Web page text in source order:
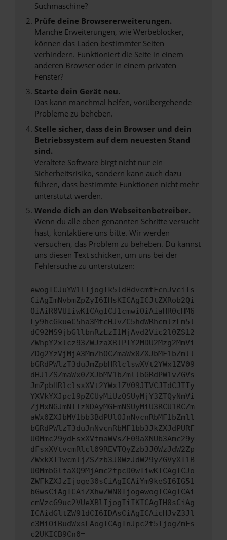
Suchmaschine?
Prüfe deine Browsererweiterungen.
Manche Erweiterungen, wie Werbeblocker,
können das Laden bestimmter Seiten
verhindern. Funktioniert die Seite in einem
anderen Browser oder in einem privaten
Fenster?
Starte dein Gerät neu.
Das kann manchmal helfen, vorübergehende
Probleme zu beheben.
Stelle sicher, dass dein Browser und dein
Betriebssystem auf dem neuesten Stand
sind.
Veraltete Software birgt nicht nur ein
Sicherheitsrisiko, sondern kann auch dazu
führen, dass bestimmte Funktionen nicht mehr
unterstützt werden.
Wende dich an den Webseitenbetreiber.
Wenn du alle oben genannten Schritte versucht
hast, kontaktiere uns bitte. Wir werden
versuchen, das Problem zu beheben. Du kannst
uns diesen Text schicken, um uns bei der
Fehlersuche zu unterstützen:
ewogICJuYW1lIjogIk5ldHdvcmtFcnJvciIs
CiAgImNvbmZpZyI6IHsKICAgICJtZXRob2Qi
OiAiR0VUIiwKICAgICJ1cmwiOiAiaHR0cHM6
Ly9hcGkueC5ha3MtcHJvZC5hdWRhcmlzLm5l
dC92MS9jbGllbnRzLzI1MjAvd2Vic2l0ZS12
ZWhpY2xlcz93ZWJzaXRlPTY2MDU2Mzg2MmVi
ZDg2YzVjMjA3MmZhOCZmaWx0ZXJbMF1bZmll
bGRdPWlzT3duJmZpbHRlclswXVt2YWx1ZV09
dHJ1ZSZmaWx0ZXJbMV1bZmllbGRdPW1vZGVs
JmZpbHRlclsxXVt2YWx1ZV09JTVCJTdCJTIy
YXVkYXJpc19pZCUyMiUzQSUyMjY3ZTQyNmVi
ZjMxNGJmNTIzNDAyMGFmNSUyMiU3RCU1RCZm
aWx0ZXJbMV1bb3BdPUlOJnNvcnRbMF1bZmll
bGRdPWlzT3duJnNvcnRbMF1bb3JkZXJdPURF
U0Mmc29ydFsxXVtmaWVsZF09aXNUb3Amc29y
dFsxXVtvcmRlcl09REVTQyZzb3J0WzJdW2Zp
ZWxkXT1wcmljZSZzb3J0WzJdW29yZGVyXT1B
U0MmbGltaXQ9MjAmc2tpcD0wIiwKICAgICJo
ZWFkZXJzIjoge30sCiAgICAiYm9keSI6IG51
bGwsCiAgICAiZXhwZWN0IjogewogICAgICAi
cmVzcG9uc2VUeXBlIjogIiIKICAgIH0sCiAg
ICAidGltZW91dCI6IDAsCiAgICAicHJvZ3Jl
c3MiOiBudWxsLAogICAgInJpc2t5IjogZmFs
c2UKICB9Cn0=